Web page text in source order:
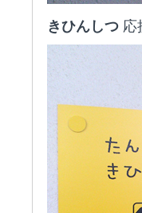
きひんしつ 応